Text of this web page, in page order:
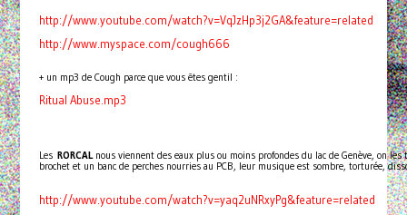
http://www.youtube.com/watch?v=VqJzHp3j2GA&feature=related
http://www.myspace.com/cough666
+ un mp3 de Cough parce que vous êtes gentil :
Ritual Abuse.mp3
Les RORCALnous viennent des eaux plus ou moins profondes du lac de Genève, on
brochet et un banc de perches nourries au PCB, leur musique est sombre, torturée,
http://www.youtube.com/watch?v=yaq2uNRxyPg&feature=related